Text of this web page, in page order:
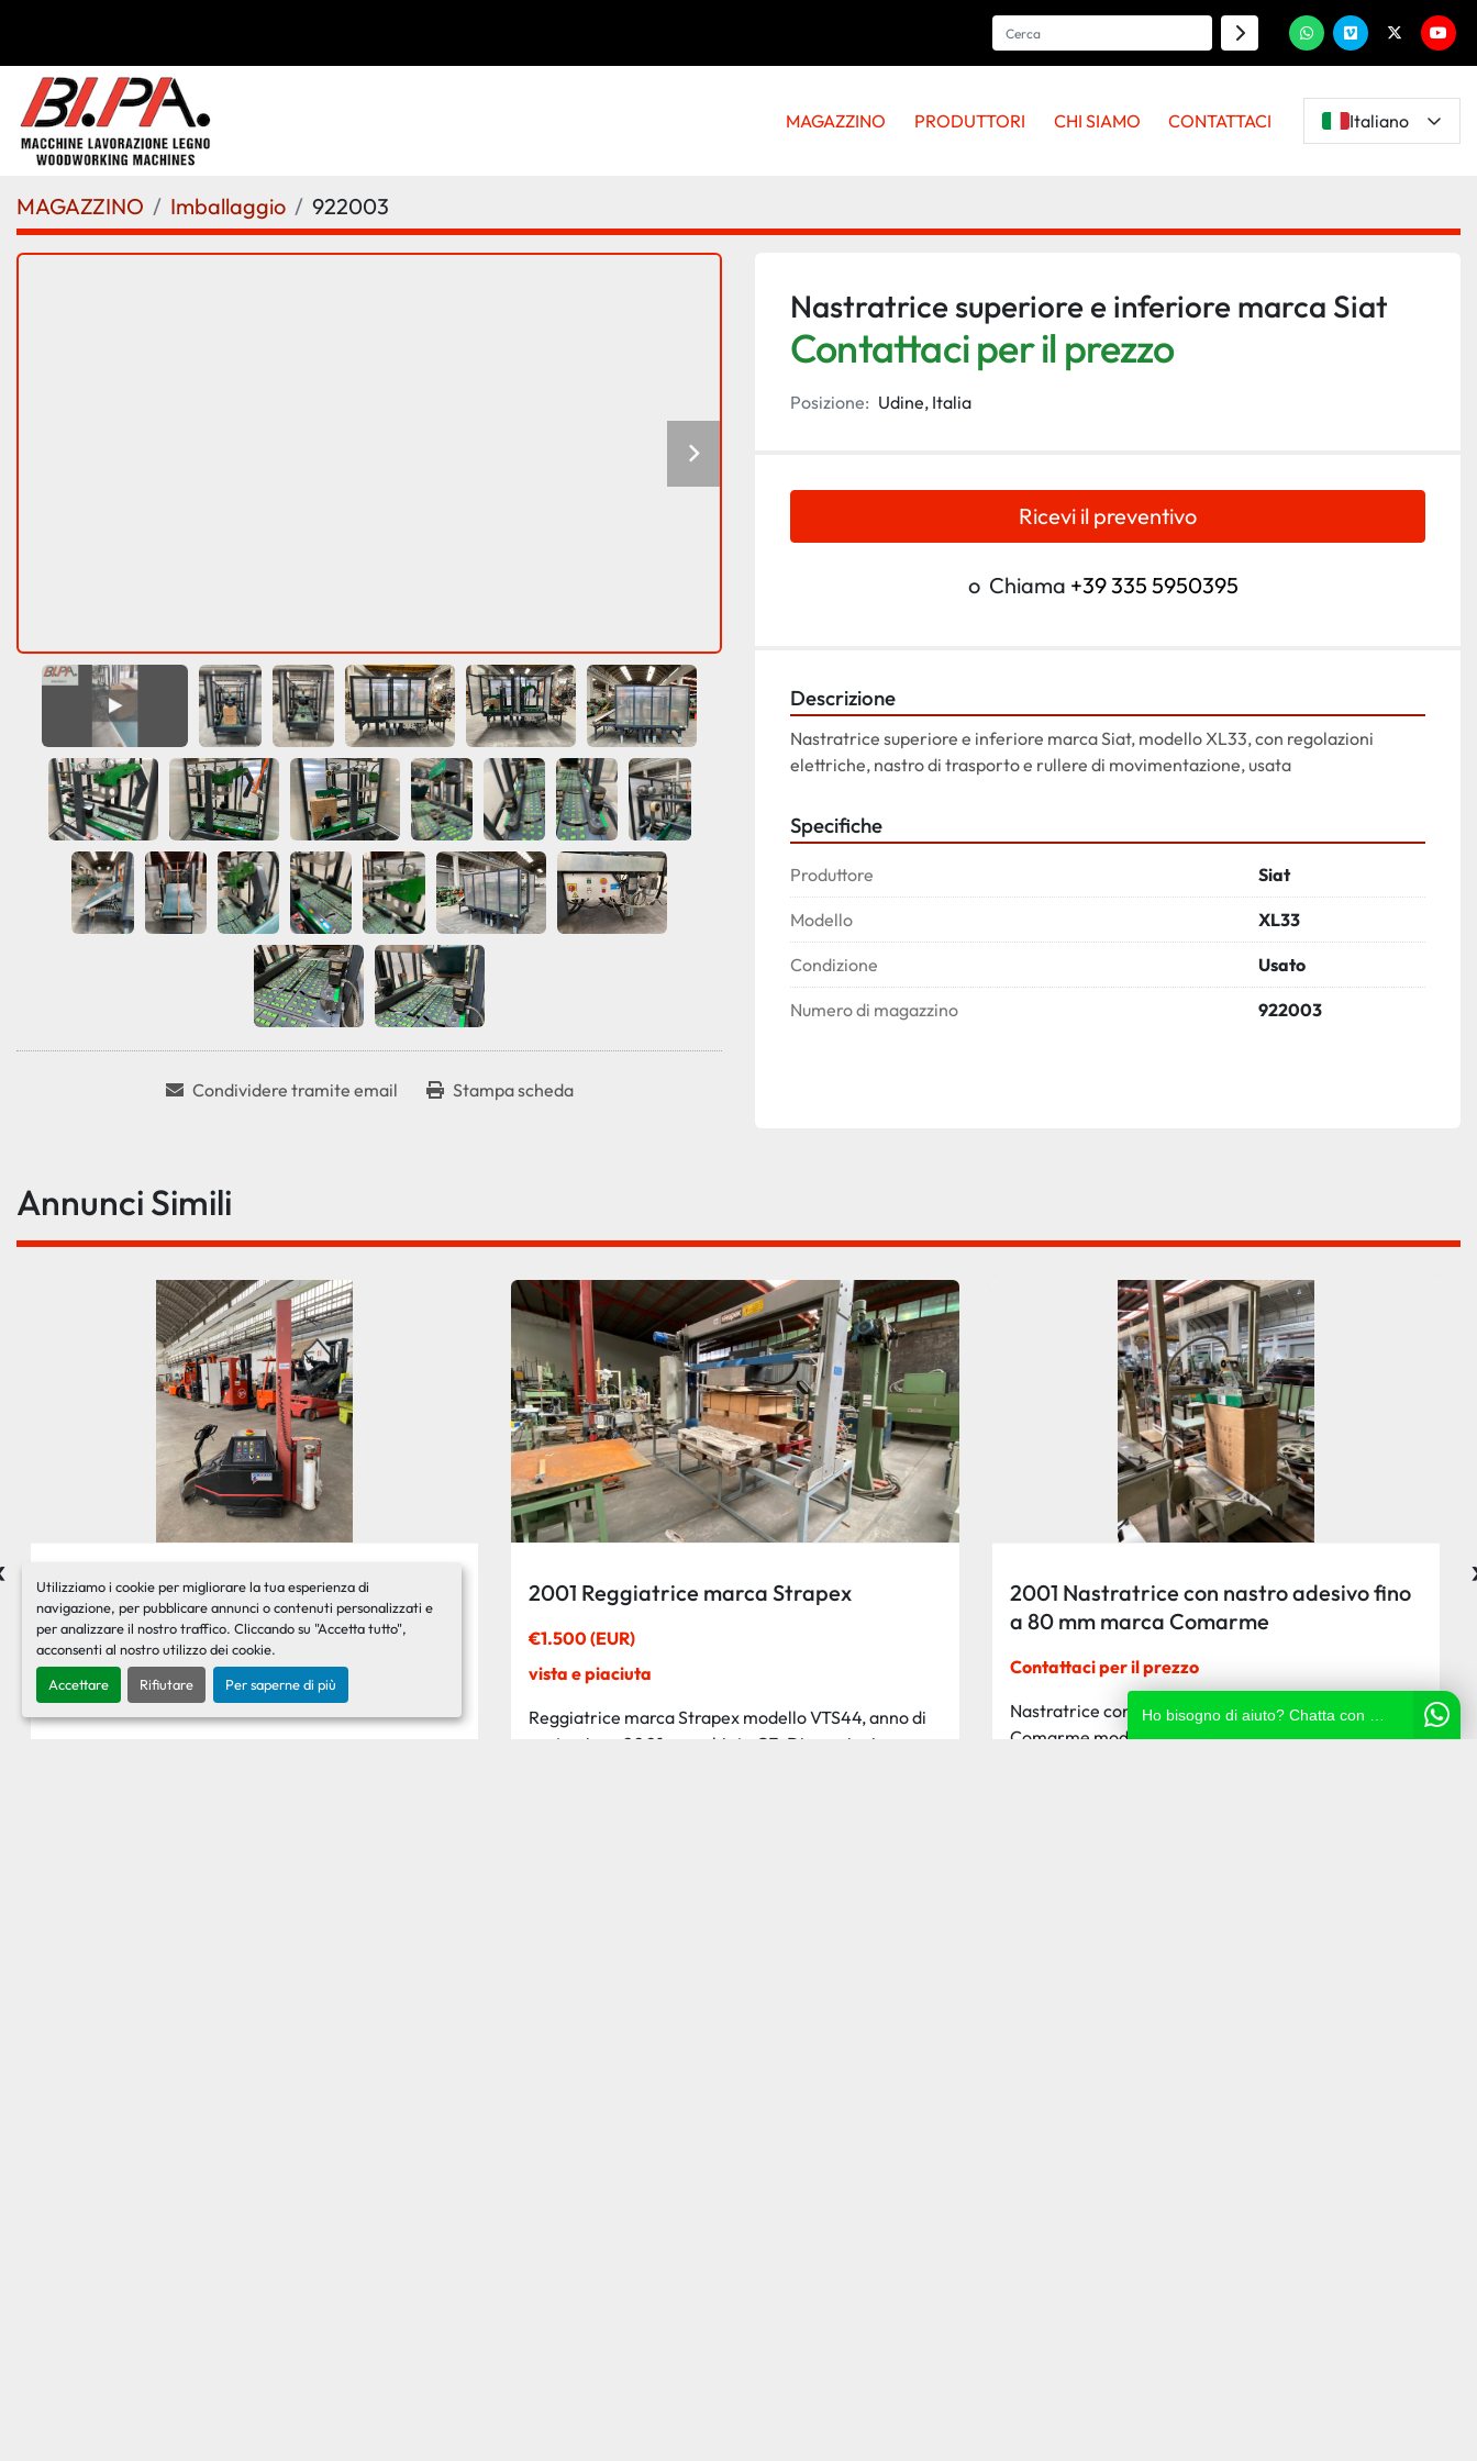
Utilizziamo i cookie per migliorare la tua esperienza di
navigazione, per pubblicare annunci o contenuti personalizzati e
per analizzare il nostro traffico. Cliccando su "Accetta tutto",
acconsenti al nostro utilizzo dei cookie.
Accettare Rifiutare Per saperne di più
whatsappvimeotwitter
MAGAZZINO PRODUTTORI CHI SIAMO CONTATTACI Italiano
MAGAZZINO Imballaggio 922003
Condividere tramite email Stampa scheda
Nastratrice superiore e inferiore marca Siat
Contattaci per il prezzo
Posizione: Udine, Italia
Ricevi il preventivo
o Chiama +39 335 5950395
Descrizione
Nastratrice superiore e inferiore marca Siat, modello XL33, con regolazioni
elettriche, nastro di trasporto e rullere di movimentazione, usata
Specifiche
Produttore Siat
Modello XL33
Condizione Usato
Numero di magazzino 922003
Annunci Simili
2000 Robopac Robot 2001 Avvolgi pallets
Contattaci per il prezzo
Robot avvolgi - pallets. Batterie da sostituire. Costo
batteria nuova marca FIAMM: Euro 700 + Iva Altezza
2001 Reggiatrice marca Strapex
€1.500 (EUR)
vista e piaciuta
Reggiatrice marca Strapex modello VTS44, anno di
costruzione 2001, marchiata CE. Dimensioni arco...
2001 Nastratrice con nastro adesivo fino
a 80 mm marca Comarme
Contattaci per il prezzo
Nastratrice con nastro adesivo fino a 80 mm marca
Comarme modello Gem37, matricola A5020385,